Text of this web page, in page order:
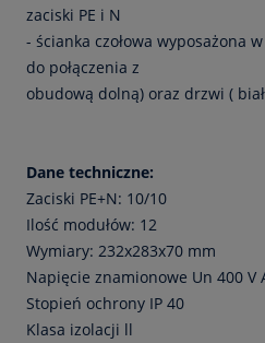
zaciski PE i N
- ścianka czołowa wyposażona
do połączenia z
obudową dolną) oraz drzwi (
Dane techniczne:
Zaciski PE+N: 10/10
Ilość modułów: 12
Wymiary: 232x283x70 mm
Napięcie znamionowe Un 400 V
Stopień ochrony IP 40
Klasa izolacji ll